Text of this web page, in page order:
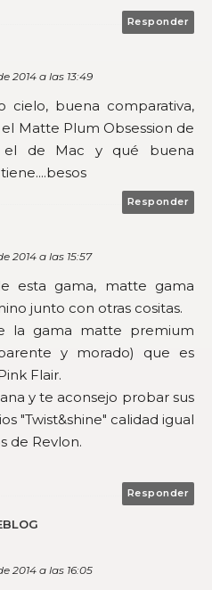
Responder
2014 a las 13:49
cielo, buena comparativa,
Matte Plum Obsession de
el de Mac y qué buena
Responder
2014 a las 15:57
esta gama, matte gama
junto con otras cositas.
la gama matte premium
y morado) que es
Flair.
y te aconsejo probar sus
"Twist&shine" calidad igual
de Revlon.
Responder
2014 a las 16:05